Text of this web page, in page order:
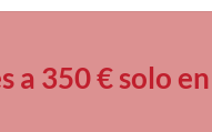
a 350 € solo